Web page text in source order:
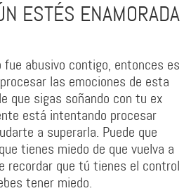
ESTÉS ENAMORADA
abusivo contigo, entonces es
las emociones de esta
que sigas soñando con tu ex
está intentando procesar
a superarla. Puede que
tienes miedo de que vuelva a
recordar que tú tienes el control
tener miedo.